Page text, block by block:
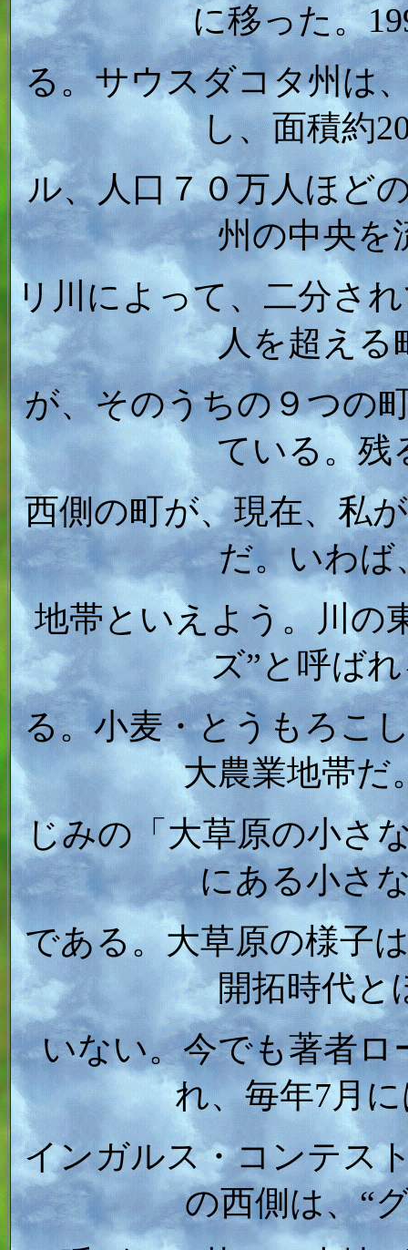
に移った。
る。サウスダコタ州は
し、面積約
ル、人口７０万人ほど
州の中央を
リ川によって、二分さ
人を超える
が、そのうちの９つの
ている。残
西側の町が、現在、私
だ。いわば
地帯といえよう。川の
ズ”と呼ば
る。小麦・とうもろこ
大農業地帯だ
じみの「大草原の小さ
にある小さ
である。大草原の様子
開拓時代と
いない。今でも著者
れ、毎年7月
インガルス・コンテス
の西側は、“